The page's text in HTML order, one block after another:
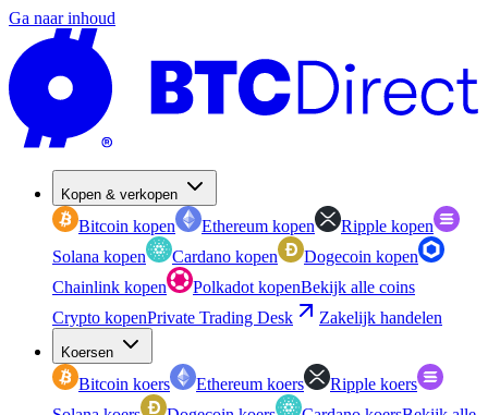
Ga naar inhoud
Kopen & verkopen
Bitcoin kopen Ethereum kopen
Ripple kopen
Solana kopen
Cardano kopen
Dogecoin kopen
Chainlink kopen
Polkadot kopenBekijk alle coins
Crypto kopenPrivate Trading Desk Zakelijk handelen
Koersen
Bitcoin koers Ethereum koers
Ripple koers